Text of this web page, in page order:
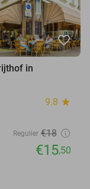
favorite_border
in
9.8 star
Regulier €18
€15,50